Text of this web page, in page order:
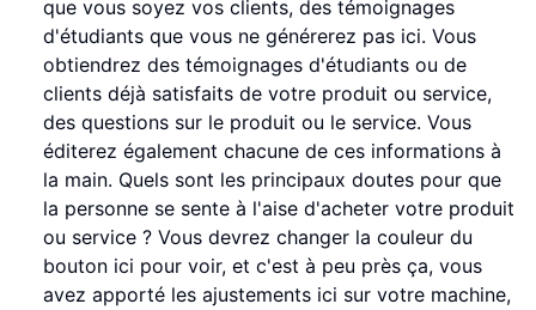
que vous soyez vos clients, des témoignages
d'étudiants que vous ne générerez pas ici. Vous
obtiendrez des témoignages d'étudiants ou de
clients déjà satisfaits de votre produit ou service,
des questions sur le produit ou le service. Vous
éditerez également chacune de ces informations à
la main. Quels sont les principaux doutes pour que
la personne se sente à l'aise d'acheter votre produit
ou service ? Vous devrez changer la couleur du
bouton ici pour voir, et c'est à peu près ça, vous
avez apporté les ajustements ici sur votre machine,